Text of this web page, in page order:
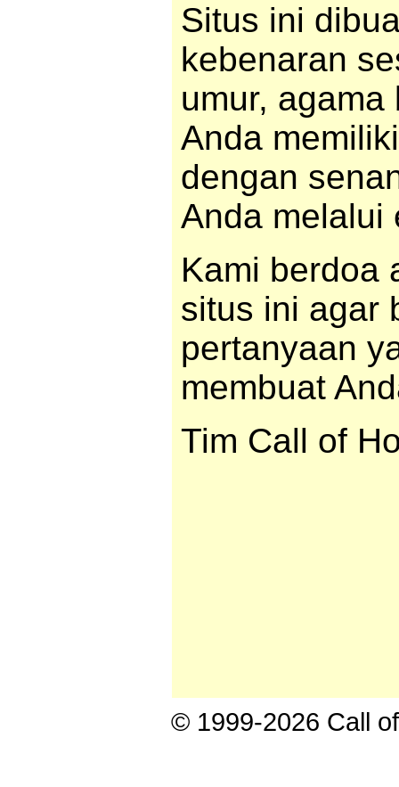
Situs ini
kebenaran
umur,
Anda
dengan
Anda melalui
Kami berdoa
situs ini agar
pertanyaan
membuat
Tim Call of
© 1999-2026 Call